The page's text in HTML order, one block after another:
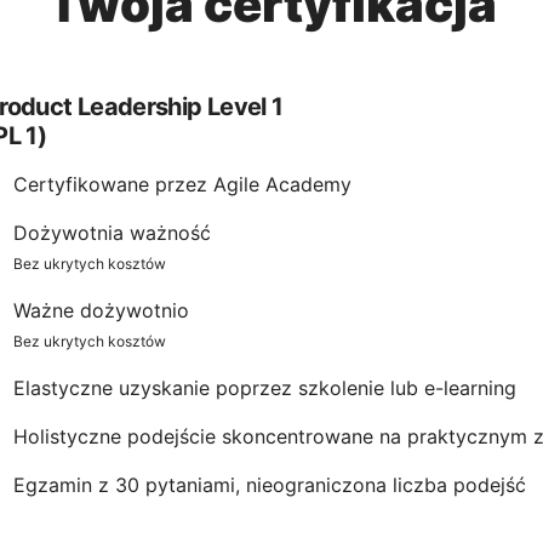
Leadership Level 1
1)
Certyfikowane przez Agile Academy
Dożywotnia ważność
Bez ukrytych kosztów
Ważne dożywotnio
Bez ukrytych kosztów
Elastyczne uzyskanie poprzez szkolenie lub e-learning
Holistyczne podejście skoncentrowane na praktycznym
Egzamin z 30 pytaniami, nieograniczona liczba podejść